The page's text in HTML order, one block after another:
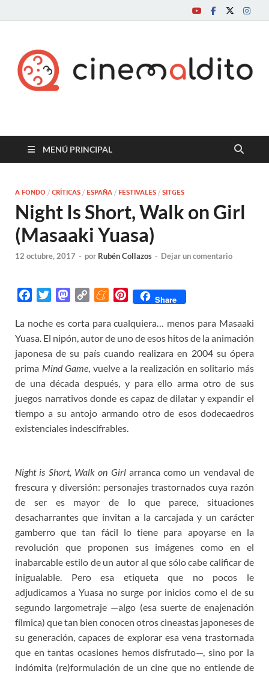
Cine maldito
MENÚ PRINCIPAL
A FONDO / CRÍTICAS / ESPAÑA / FESTIVALES / SITGES
Night Is Short, Walk on Girl
(Masaaki Yuasa)
12 octubre, 2017 - por Rubén Collazos - Dejar un comentario
c
e
b
o
o
k
i
t
t
e
r
M
s
t
o
d
o
n
p
y
L
n
k
M
n
e
a
m
e
P
n
t
e
r
e
s
t
Share
La noche es corta para cualquiera… menos para Masaaki
Yuasa. El nipón, autor de uno de esos hitos de la animación
japonesa de su país cuando realizara en 2004 su ópera
prima Mind Game, vuelve a la realización en solitario más
de una década después, y para ello arma otro de sus
juegos narrativos donde es capaz de dilatar y expandir el
tiempo a su antojo armando otro de esos dodecaedros
existenciales indescifrables.
Night is Short, Walk on Girlarranca como un vendaval de
frescura y diversión: personajes trastornados cuya razón
de ser es mayor de lo que parece, situaciones
desacharrantes que invitan a la carcajada y un carácter
gamberro que tan fácil lo tiene para apoyarse en la
revolución que proponen sus imágenes como en el
inabarcable estilo de un autor al que sólo cabe calificar de
inigualable. Pero esa etiqueta que no pocos le
adjudicamos a Yuasa no surge por inicios como el de su
segundo largometraje —algo (esa suerte de enajenación
fílmica) que tan bien conocen otros cineastas japoneses de
su generación, capaces de explorar esa vena trastornada
que en tantas ocasiones hemos disfrutado—, sino por la
indómita (re)formulación de un cine que no entiende de